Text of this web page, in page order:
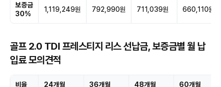
보증금
30%
1,119,249원 792,990원 711,039원 660,110원
골프 2.0 TDI 프레스티지 리스 선납금, 보증금별 월 납
입료 모의견적
비율 24개월 36개월 48개월 60개월